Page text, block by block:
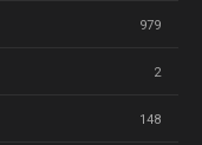
979
2
148